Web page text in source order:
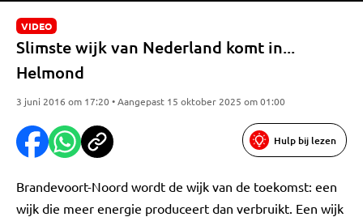
VIDEO
Slimste wijk van Nederland komt in...
Helmond
3 juni 2016 om 17:20 • Aangepast 15 oktober 2025 om 01:00
Hulp bij lezen
Brandevoort-Noord wordt de wijk van de toekomst: een
wijk die meer energie produceert dan verbruikt. Een wijk